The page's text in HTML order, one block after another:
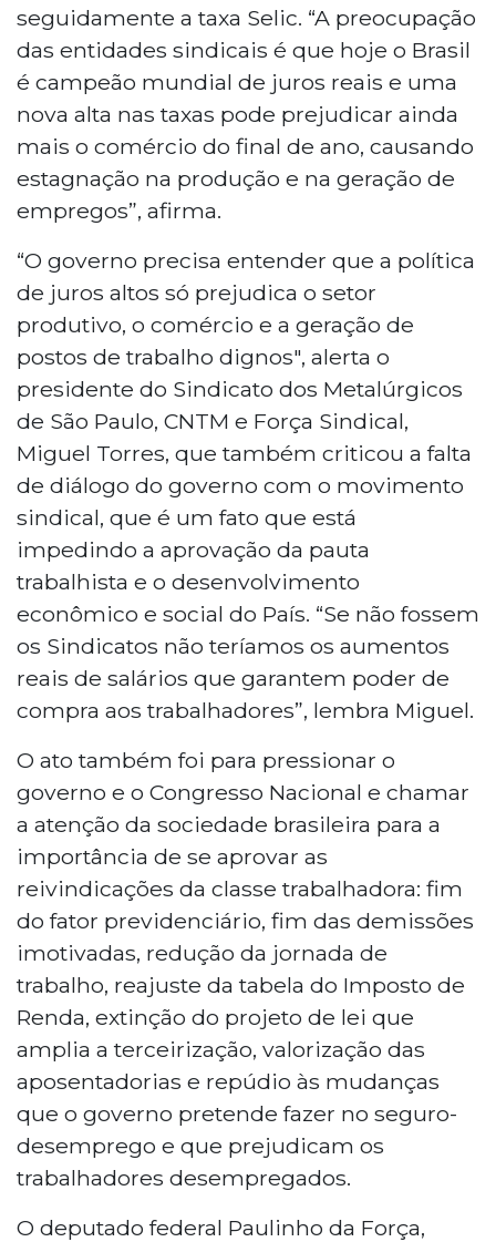
seguidamente a taxa Selic. “A preocupação
das entidades sindicais é que hoje o Brasil
é campeão mundial de juros reais e uma
nova alta nas taxas pode prejudicar ainda
mais o comércio do final de ano, causando
estagnação na produção e na geração de
empregos”, afirma.
“O governo precisa entender que a política
de juros altos só prejudica o setor
produtivo, o comércio e a geração de
postos de trabalho dignos", alerta o
presidente do Sindicato dos Metalúrgicos
de São Paulo, CNTM e Força Sindical,
Miguel Torres, que também criticou a falta
de diálogo do governo com o movimento
sindical, que é um fato que está
impedindo a aprovação da pauta
trabalhista e o desenvolvimento
econômico e social do País. “Se não fossem
os Sindicatos não teríamos os aumentos
reais de salários que garantem poder de
compra aos trabalhadores”, lembra Miguel.
O ato também foi para pressionar o
governo e o Congresso Nacional e chamar
a atenção da sociedade brasileira para a
importância de se aprovar as
reivindicações da classe trabalhadora: fim
do fator previdenciário, fim das demissões
imotivadas, redução da jornada de
trabalho, reajuste da tabela do Imposto de
Renda, extinção do projeto de lei que
amplia a terceirização, valorização das
aposentadorias e repúdio às mudanças
que o governo pretende fazer no seguro-
desemprego e que prejudicam os
trabalhadores desempregados.
O deputado federal Paulinho da Força,